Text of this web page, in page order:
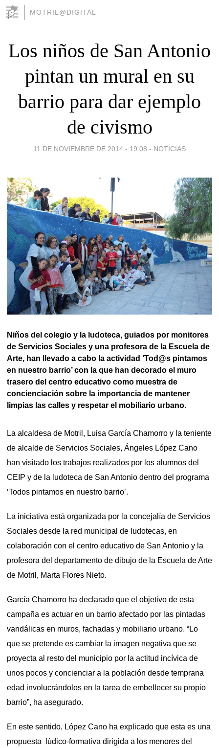
MOTRIL@DIGITAL
Los niños de San Antonio
pintan un mural en su
barrio para dar ejemplo
de civismo
11 DE NOVIEMBRE DE 2014 - 19:08 - NOTICIAS
Niños del colegio y la ludoteca, guiados por monitores
de Servicios Sociales y una profesora de la Escuela de
Arte, han llevado a cabo la actividad ‘Tod@s pintamos
en nuestro barrio’ con la que han decorado el muro
trasero del centro educativo como muestra de
concienciación sobre la importancia de mantener
limpias las calles y respetar el mobiliario urbano.
La alcaldesa de Motril, Luisa García Chamorro y la teniente
de alcalde de Servicios Sociales, Ángeles López Cano
han visitado los trabajos realizados por los alumnos del
CEIP y de la ludoteca de San Antonio dentro del programa
‘Todos pintamos en nuestro barrio’.
La iniciativa está organizada por la concejalía de Servicios
Sociales desde la red municipal de ludotecas, en
colaboración con el centro educativo de San Antonio y la
profesora del departamento de dibujo de la Escuela de Arte
de Motril, Marta Flores Nieto.
García Chamorro ha declarado que el objetivo de esta
campaña es actuar en un barrio afectado por las pintadas
vandálicas en muros, fachadas y mobiliario urbano. “Lo
que se pretende es cambiar la imagen negativa que se
proyecta al resto del municipio por la actitud incívica de
unos pocos y concienciar a la población desde temprana
edad involucrándolos en la tarea de embellecer su propio
barrio”, ha asegurado.
En este sentido, López Cano ha explicado que esta es una
propuesta lúdico-formativa dirigida a los menores del